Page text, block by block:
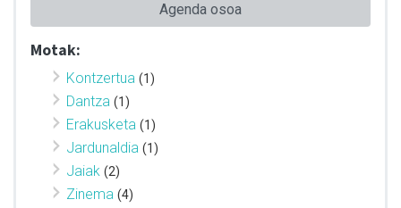
Agenda osoa
Motak:
Kontzertua (1)
Dantza (1)
Erakusketa (1)
Jardunaldia (1)
Jaiak (2)
Zinema (4)